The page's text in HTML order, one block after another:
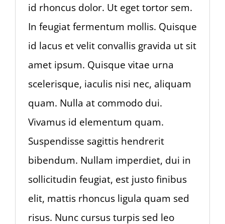
id rhoncus dolor. Ut eget tortor sem.
In feugiat fermentum mollis. Quisque
id lacus et velit convallis gravida ut sit
amet ipsum. Quisque vitae urna
scelerisque, iaculis nisi nec, aliquam
quam. Nulla at commodo dui.
Vivamus id elementum quam.
Suspendisse sagittis hendrerit
bibendum. Nullam imperdiet, dui in
sollicitudin feugiat, est justo finibus
elit, mattis rhoncus ligula quam sed
risus. Nunc cursus turpis sed leo